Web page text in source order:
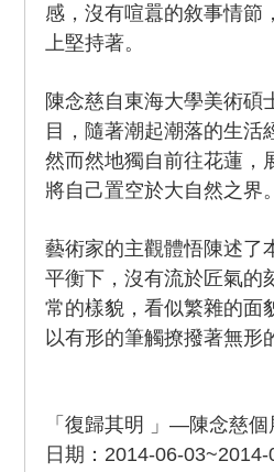
感，沒有喧囂的敘事情節
上堅持著。
陳念慈自東海大學美術碩
目，隨著潮起潮落的生活
然而然地獨自前往花蓮，
將自己置空於大自然之界。
藝術家的主觀體悟陳述了
平衡下，沒有流於匠氣的
常的樣貌，看似繁雜的面
以有形的筆觸撩撥著無形
「復歸其明 」—陳念慈個
日期：2014-06-03~2014-